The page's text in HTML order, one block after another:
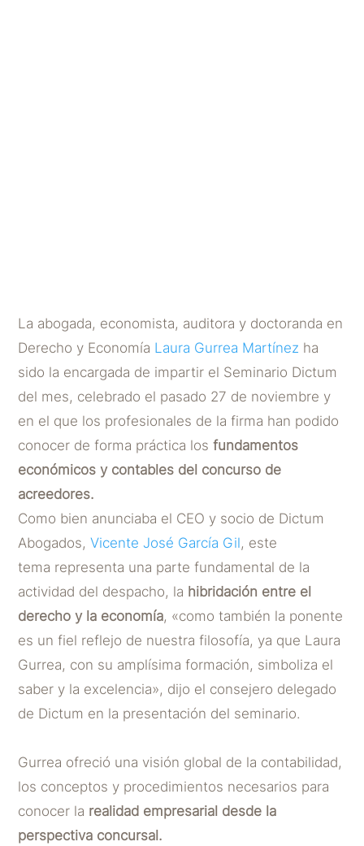
La abogada, economista, auditora y doctoranda en
Derecho y Economía Laura Gurrea Martínez ha
sido la encargada de impartir el Seminario Dictum
del mes, celebrado el pasado 27 de noviembre y
en el que los profesionales de la firma han podido
conocer de forma práctica losfundamentos
económicos y contables del concurso de
acreedores.
Como bien anunciaba el CEO y socio de Dictum
Abogados,Vicente José García Gil, este
tema representa una parte fundamental de la
actividad del despacho, la hibridación entre el
derecho y la economía, «como también la ponente
es un fiel reflejo de nuestra filosofía, ya que Laura
Gurrea, con su amplísima formación, simboliza el
saber y la excelencia», dijo el consejero delegado
de Dictum en la presentación del seminario.
Gurrea ofreció una visión global de la contabilidad,
los conceptos y procedimientos necesarios para
conocer la realidad empresarial desde la
perspectiva concursal.